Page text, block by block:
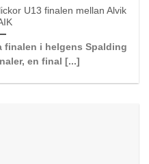
U13 finalen mellan Alvik
finalen i helgens Spalding
en final [...]